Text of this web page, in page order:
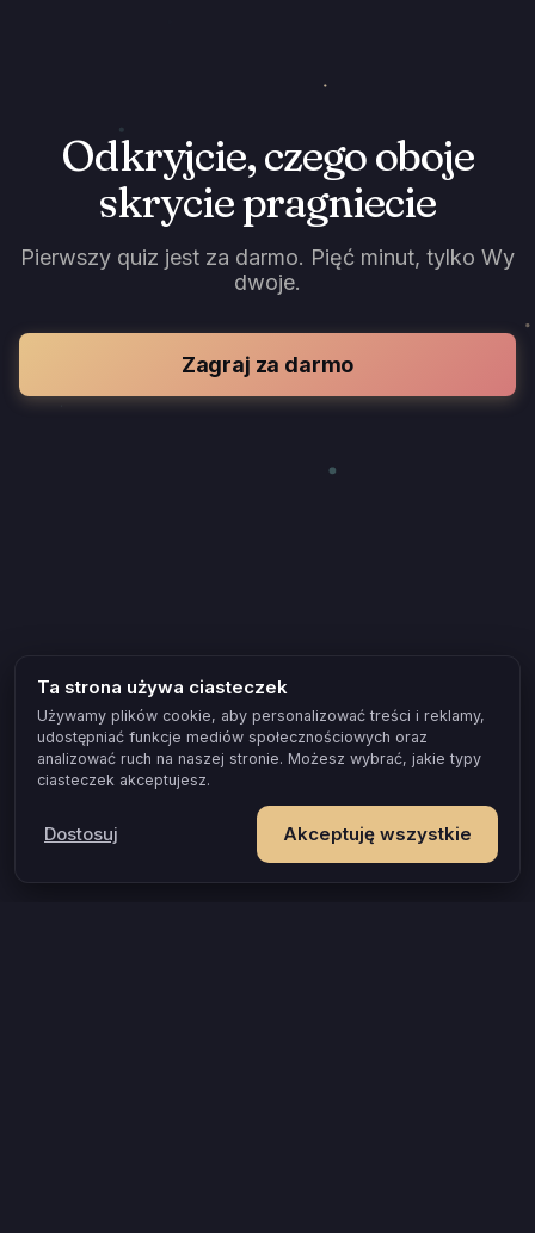
Odkryjcie, czego oboje
skrycie pragniecie
Pierwszy quiz jest za darmo. Pięć minut, tylko Wy
dwoje.
Zagraj za darmo
Ta strona używa ciasteczek
Używamy plików cookie, aby personalizować treści i reklamy,
udostępniać funkcje mediów społecznościowych oraz
analizować ruch na naszej stronie. Możesz wybrać, jakie typy
ciasteczek akceptujesz.
Akceptuję wszystkie
Dostosuj